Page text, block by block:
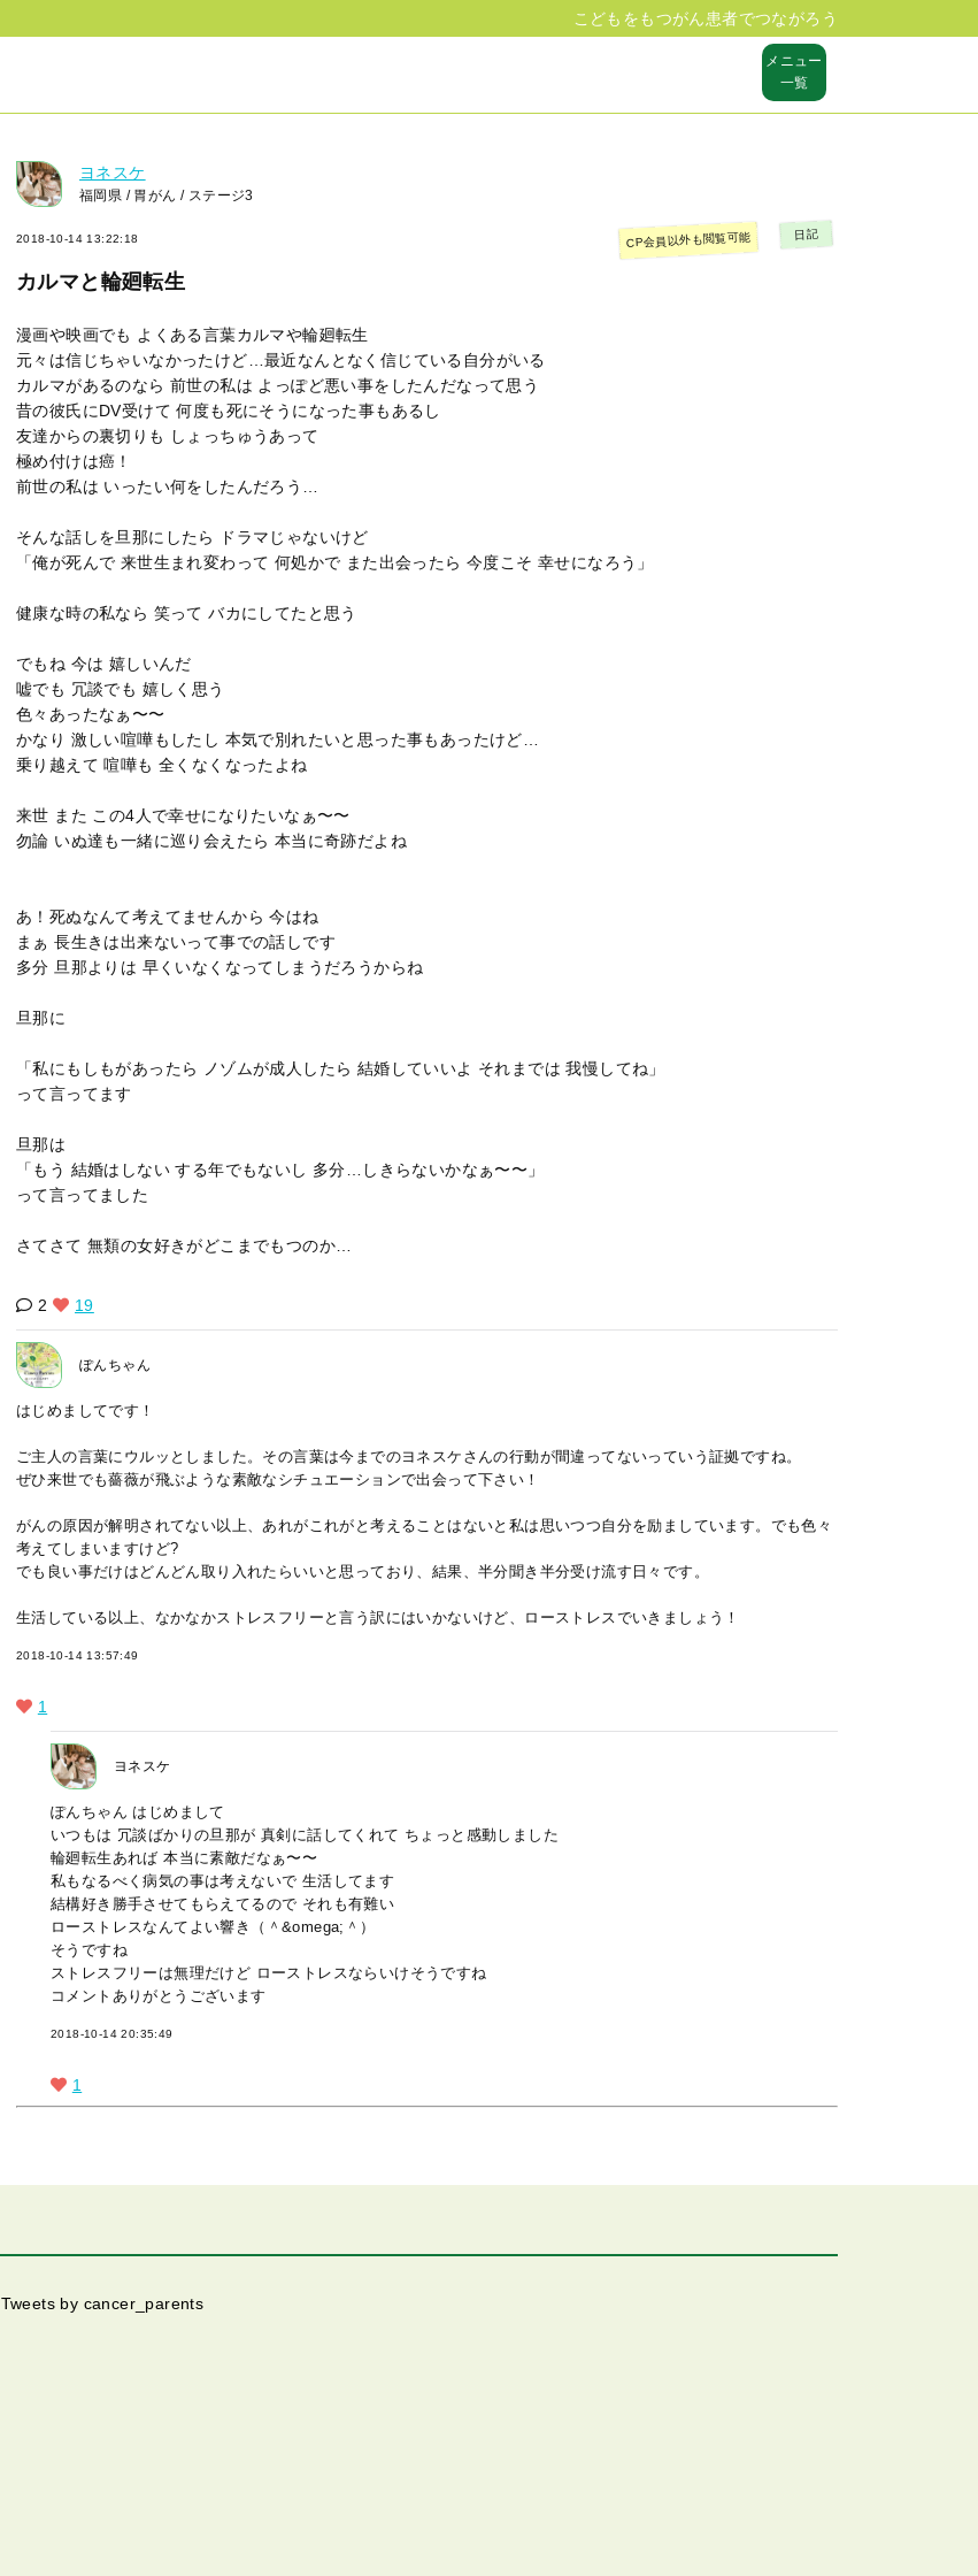
こどもをもつがん患者でつながろう
メニュー
一覧
ヨネスケ
福岡県 / 胃がん / ステージ3
2018-10-14 13:22:18
カルマと輪廻転生
CP会員以外も閲覧可能 日記
漫画や映画でも よくある言葉カルマや輪廻転生
元々は信じちゃいなかったけど…最近なんとなく信じている自分がいる
カルマがあるのなら 前世の私は よっぽど悪い事をしたんだなって思う
昔の彼氏にDV受けて 何度も死にそうになった事もあるし
友達からの裏切りも しょっちゅうあって
極め付けは癌！
前世の私は いったい何をしたんだろう…
そんな話しを旦那にしたら ドラマじゃないけど
「俺が死んで 来世生まれ変わって 何処かで また出会ったら 今度こそ 幸せになろう」
健康な時の私なら 笑って バカにしてたと思う
でもね 今は 嬉しいんだ
嘘でも 冗談でも 嬉しく思う
色々あったなぁ〜〜
かなり 激しい喧嘩もしたし 本気で別れたいと思った事もあったけど…
乗り越えて 喧嘩も 全くなくなったよね
来世 また この4人で幸せになりたいなぁ〜〜
勿論 いぬ達も一緒に巡り会えたら 本当に奇跡だよね
あ！死ぬなんて考えてませんから 今はね
まぁ 長生きは出来ないって事での話しです
多分 旦那よりは 早くいなくなってしまうだろうからね
旦那に
「私にもしもがあったら ノゾムが成人したら 結婚していいよ それまでは 我慢してね」
って言ってます
旦那は
「もう 結婚はしない する年でもないし 多分…しきらないかなぁ〜〜」
って言ってました
さてさて 無類の女好きがどこまでもつのか…
2 19
ぽんちゃん
はじめましてです！
ご主人の言葉にウルッとしました。その言葉は今までのヨネスケさんの行動が間違ってないっていう証拠ですね。
ぜひ来世でも薔薇が飛ぶような素敵なシチュエーションで出会って下さい！
がんの原因が解明されてない以上、あれがこれがと考えることはないと私は思いつつ自分を励ましています。でも色々
考えてしまいますけど?
でも良い事だけはどんどん取り入れたらいいと思っており、結果、半分聞き半分受け流す日々です。
生活している以上、なかなかストレスフリーと言う訳にはいかないけど、ローストレスでいきましょう！
2018-10-14 13:57:49
1
ヨネスケ
ぽんちゃん はじめまして
いつもは 冗談ばかりの旦那が 真剣に話してくれて ちょっと感動しました
輪廻転生あれば 本当に素敵だなぁ〜〜
私もなるべく病気の事は考えないで 生活してます
結構好き勝手させてもらえてるので それも有難い
ローストレスなんてよい響き（＾&omega;＾）
そうですね
ストレスフリーは無理だけど ローストレスならいけそうですね
コメントありがとうございます
2018-10-14 20:35:49
1
Tweets by cancer_parents